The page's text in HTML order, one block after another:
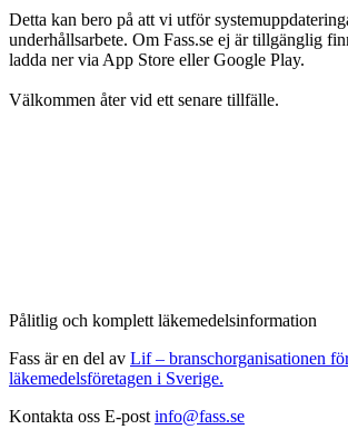
Detta kan bero på att vi utför
underhållsarbete. Om Fass.se ej är tillgänglig
ladda ner via App Store eller Google Play.
Välkommen åter vid ett senare tillfälle.
Pålitlig och komplett läkemedelsinformation
Fass är en del av Lif – branschorganisationen
läkemedelsföretagen i Sverige.
Kontakta oss E-post info@fass.se